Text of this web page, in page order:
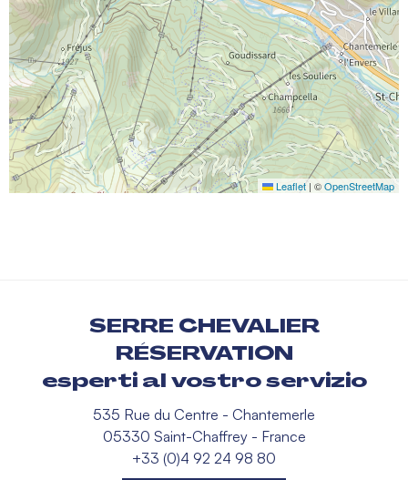
Leaflet | ©OpenStreetMap
SERRE CHEVALIER
RÉSERVATION
esperti al vostro servizio
535 Rue du Centre - Chantemerle
05330 Saint-Chaffrey - France
+33 (0)4 92 24 98 80